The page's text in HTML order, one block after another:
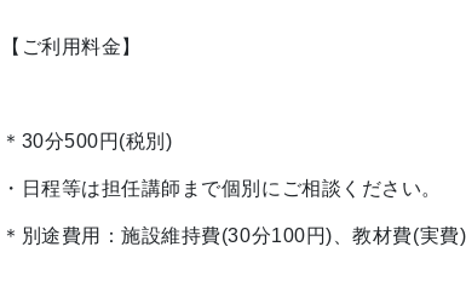
【ご利用料金】
＊30分500円(税別)
・日程等は担任講師まで個別にご相談ください。
＊別途費用：施設維持費(30分100円)、教材費(実費)